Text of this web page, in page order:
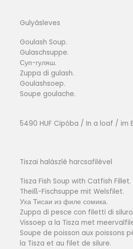
Gulyásleves
Goulash Soup.
Gulaschsuppe.
Суп-гуляш.
Zuppa di gulash.
Goulashsoep.
Soupe goulache.
5490 HUF Cipóba / In a loaf / im
Tiszai halászlé harcsafilével
Tisza Fish Soup with Catfish Fillet.
Theiß-Fischsuppe mit Welsfilet.
Уха Тисаи из филе сомика.
Zuppa di pesce con filetti di
Vissoep a la Tisza met
Soupe de poisson aux poissons
la Tisza et au filet de silure.